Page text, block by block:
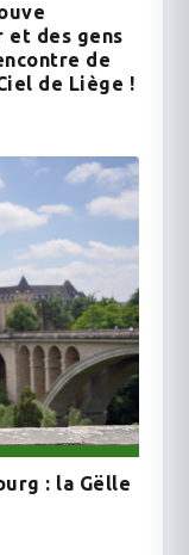
et des gens
de
de Liège !
: la Gëlle